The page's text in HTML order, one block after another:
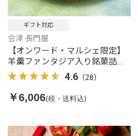
ギフト対応
会津 長門屋
【オンワード・マルシェ限定】
羊羹ファンタジア入り銘菓詰合
せ
4.6 （28）
￥6,006(税・送料込)